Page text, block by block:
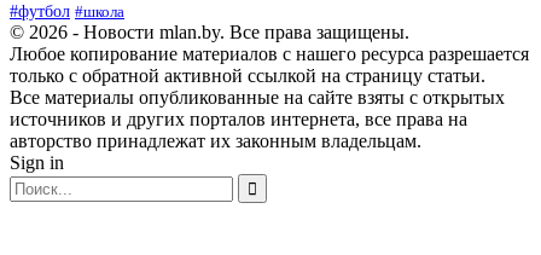
#футбол #школа
© 2026 - Новости mlan.by. Все права защищены.
Любое копирование материалов с нашего ресурса разрешается
только с обратной активной ссылкой на страницу статьи.
Все материалы опубликованные на сайте взяты с открытых
источников и других порталов интернета, все права на
авторство принадлежат их законным владельцам.
Sign in